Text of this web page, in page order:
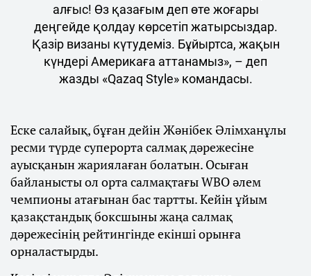
алғыс! Өз қазағым деп өте жоғары
деңгейде қолдау көрсетіп жатырсыздар.
Қазір визаны күтудеміз. Бұйыртса, жақын
күндері Америкаға аттанамыз», – деп
жазды «Qazaq Style» командасы.
Еске салайық, бұған дейін Жәнібек Әлімханұлы
ресми түрде суперорта салмақ дәрежесіне
ауысқанын жариялаған болатын. Осыған
байланысты ол орта салмақтағы WBO әлем
чемпионы атағынан бас тартты. Кейін ұйым
қазақстандық боксшыны жаңа салмақ
дәрежесінің рейтингінде екінші орынға
орналастырды.